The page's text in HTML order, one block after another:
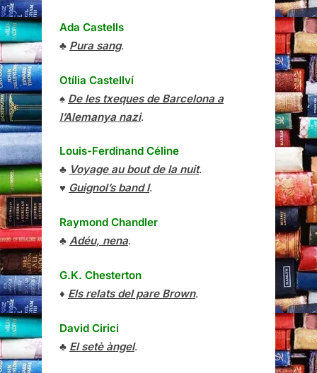
Ada Castells
♣ Pura sang.
Otília Castellví
♠ De les txeques de Barcelona a
l’Alemanya nazi.
Louis-Ferdinand Céline
♣ Voyage au bout de la nuit.
♥ Guignol’s band I.
Raymond Chandler
♣ Adéu, nena.
G.K. Chesterton
♦ Els relats del pare Brown.
David Cirici
♣ El setè àngel.